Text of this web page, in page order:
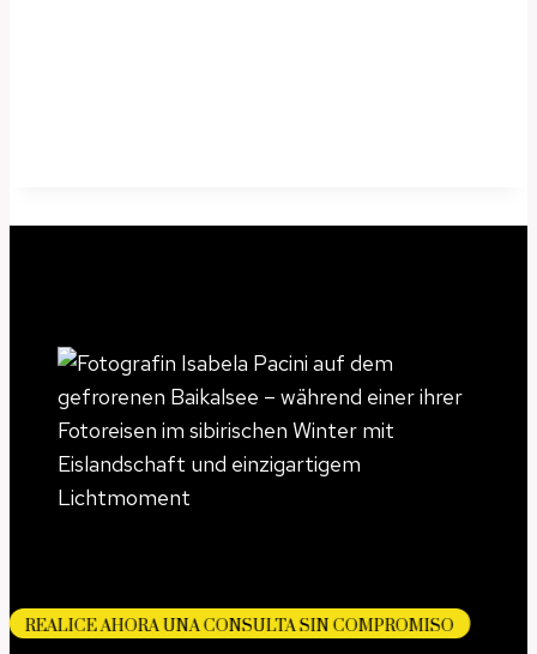
REALICE AHORA UNA CONSULTA SIN COMPROMISO